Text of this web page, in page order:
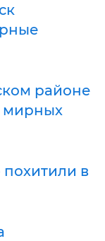
районе
мирных
в